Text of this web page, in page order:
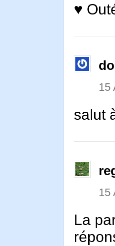
♥
15
salut
15
La